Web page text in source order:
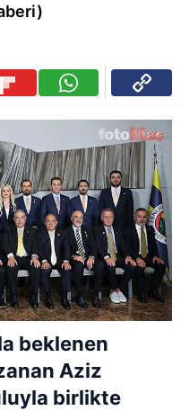
beklenen
Aziz
birlikte